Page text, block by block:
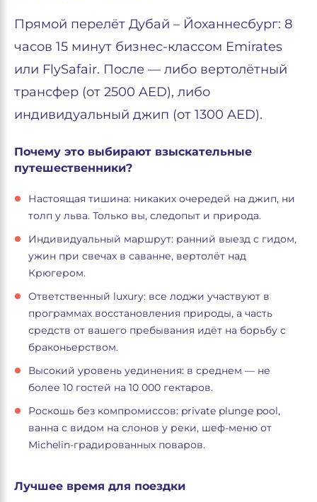
Прямой перелёт Дубай – Йоханнесбург: 8
часов 15 минут бизнес-классом Emirates
или FlySafair. После — либо вертолётный
трансфер (от 2500 AED), либо
индивидуальный джип (от 1300 AED).
Почему это выбирают взыскательные
путешественники?
Настоящая тишина: никаких очередей на джип, ни
толп у льва. Только вы, следопыт и природа.
Индивидуальный маршрут: ранний выезд с гидом,
ужин при свечах в саванне, вертолёт над
Крюгером.
Ответственный luxury: все лоджи участвуют в
программах восстановления природы, а часть
средств от вашего пребывания идёт на борьбу с
браконьерством.
Высокий уровень уединения: в среднем — не
более 10 гостей на 10 000 гектаров.
Роскошь без компромиссов: private plunge pool,
ванна с видом на слонов у реки, шеф-меню от
Michelin-градированных поваров.
Лучшее время для поездки